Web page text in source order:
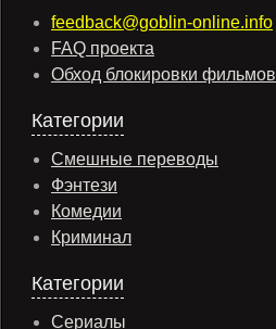
feedback@goblin-online.info
FAQ проекта
Обход блокировки фильмов
Категории
Смешные переводы
Фэнтези
Комедии
Криминал
Категории
Сериалы